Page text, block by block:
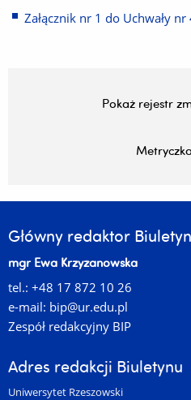
Załącznik nr 1 do Uchwały
Ewa
Iwona Wania
Pokaż rejestr
Metryczka
Główny redaktor
mgr Ewa Krzyżanowska
tel.: +48 17 872 10 26
e-mail: bip@ur.edu.pl
Zespół redakcyjny BIP
Adres redakcji Biuletynu
Uniwersytet Rzeszowski